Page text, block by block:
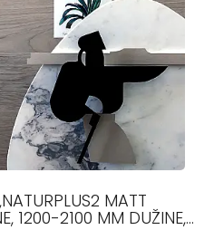
MATT
1200-2100 MM DUŽINE,